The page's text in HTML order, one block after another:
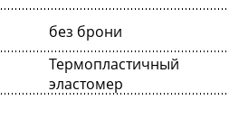
без брони
Термопластичный
эластомер